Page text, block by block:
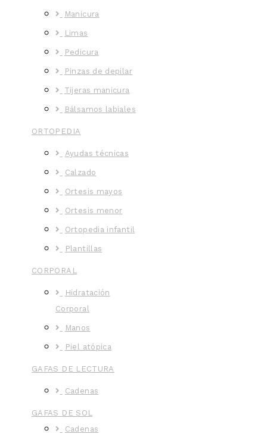
Manicura
Limas
Pedicura
Pinzas de depilar
Tijeras manicura
Bálsamos labiales
ORTOPEDIA
Ayudas técnicas
Calzado
Ortesis mayos
Ortesis menor
Ortopedia infantil
Plantillas
CORPORAL
Hidratación
Corporal
Manos
Piel atópica
GAFAS DE LECTURA
Cadenas
GAFAS DE SOL
Cadenas